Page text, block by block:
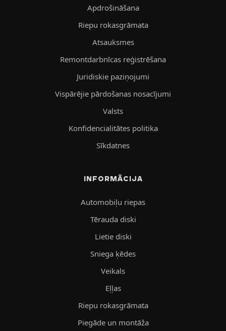
Apdrošināšana
Riepu rokasgrāmata
Atsauksmes
Remontdarbnīcas reģistrēšana
Juridiskie paziņojumi
Vispārējie pārdošanas nosacījumi
Valsts
Konfidencialitātes politika
Sīkdatnes
INFORMĀCIJA
Automobiļu riepas
Tērauda diski
Lietie diski
Sniega ķēdes
Veikals
Eļļas
Riepu rokasgrāmata
Piegāde un montāža